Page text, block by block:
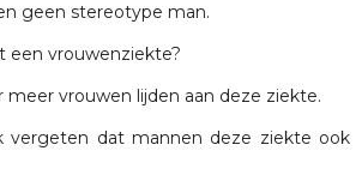
geen stereotype man.
een vrouwenziekte?
vrouwen lijden aan deze ziekte.
vergeten dat mannen deze ziekte ook